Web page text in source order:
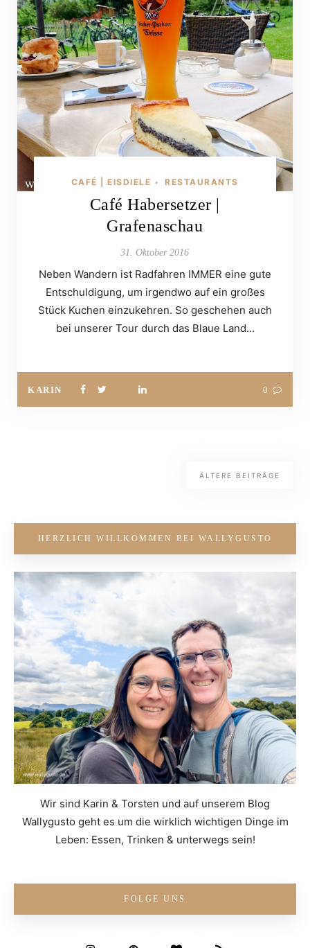
CAFÉ | EISDIELE • RESTAURANTS
Café Habersetzer |
Grafenaschau
31. Oktober 2016
Neben Wandern ist Radfahren IMMER eine gute
Entschuldigung, um irgendwo auf ein großes
Stück Kuchen einzukehren. So geschehen auch
bei unserer Tour durch das Blaue Land…
KARIN 0
ÄLTERE BEITRÄGE
HERZLICH WILLKOMMEN BEI WALLYGUSTO
Wir sind Karin & Torsten und auf unserem Blog
Wallygusto geht es um die wirklich wichtigen Dinge im
Leben: Essen, Trinken & unterwegs sein!
FOLGE UNS